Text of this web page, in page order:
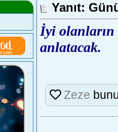
Yanıt:
İyi olanların
anlatacak.
Zeze